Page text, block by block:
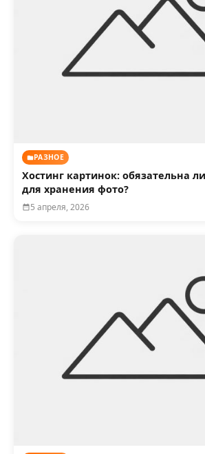
РАЗНОЕ
Хостинг картинок: обязательна
для хранения фото?
5 апреля, 2026